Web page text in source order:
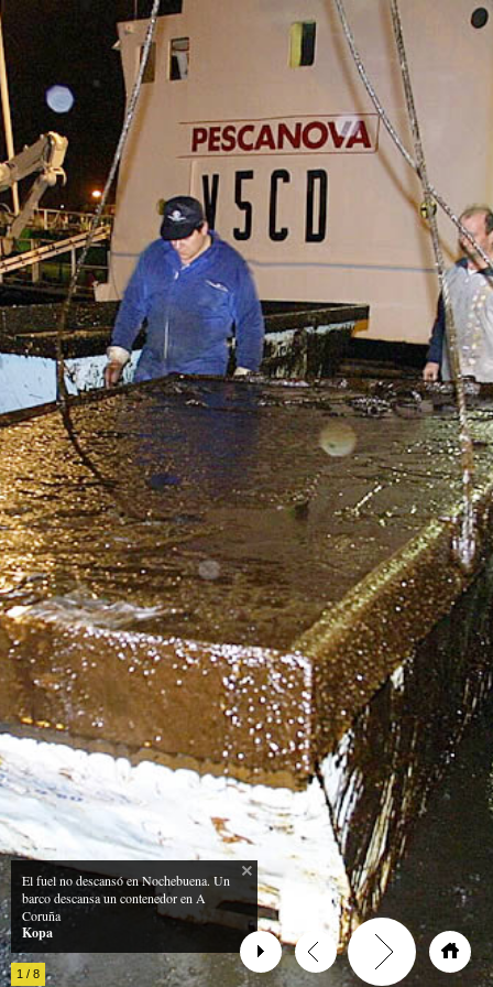
1 / 8
El fuel no descansó en Nochebuena. Un
barco descansa un contenedor en A
Coruña
Kopa
Yves Saint Laurent Designer Fussball hallenschuhe
detské kopačky
voetbalschoenen sale
fotbollsskor webshop chaussure de football pas cher
billige
fotballsko på nett på